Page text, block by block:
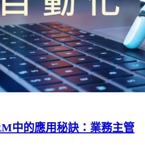
中的應用秘訣：業務主管